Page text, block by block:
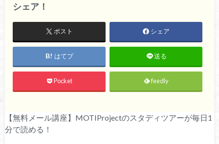
シェア！
ポスト シェア
はてブ 送る
Pocket feedly
【無料メール講座】MOTIProjectのスタディツアーが毎日1
分で読める！